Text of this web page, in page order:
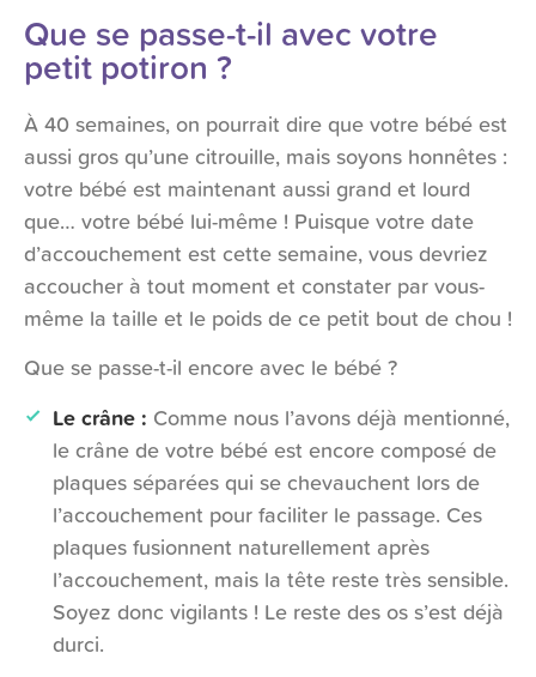
Que se passe-t-il avec votre
petit potiron ?
À 40 semaines, on pourrait dire que votre bébé est
aussi gros qu’une citrouille, mais soyons honnêtes :
votre bébé est maintenant aussi grand et lourd
que… votre bébé lui-même ! Puisque votre date
d’accouchement est cette semaine, vous devriez
accoucher à tout moment et constater par vous-
même la taille et le poids de ce petit bout de chou !
Que se passe-t-il encore avec le bébé ?
Le crâne : Comme nous l’avons déjà mentionné,
le crâne de votre bébé est encore composé de
plaques séparées qui se chevauchent lors de
l’accouchement pour faciliter le passage. Ces
plaques fusionnent naturellement après
l’accouchement, mais la tête reste très sensible.
Soyez donc vigilants ! Le reste des os s’est déjà
durci.